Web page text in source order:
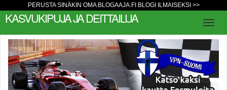
PERUSTA SINÄKIN OMA BLOGAAJA.FI BLOGI ILMAISEKSI >>
KASVUKIPUJA JA DEITTAILUA